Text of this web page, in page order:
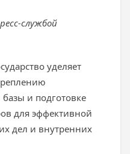
службой
уделяет
и подготовке
для эффективной
дел и внутренних